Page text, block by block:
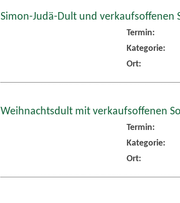
Simon-Judä-Dult und verkaufsoffenen
Termin:
Kategorie:
Ort:
Weihnachtsdult mit verkaufsoffenen
Termin:
Kategorie:
Ort: